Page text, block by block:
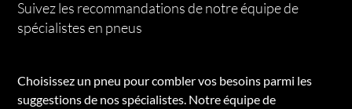
Suivez les recommandations de notre équipe de
spécialistes en pneus
Choisissez un pneu pour combler vos besoins parmi les
suggestions de nos spécialistes. Notre équipe de